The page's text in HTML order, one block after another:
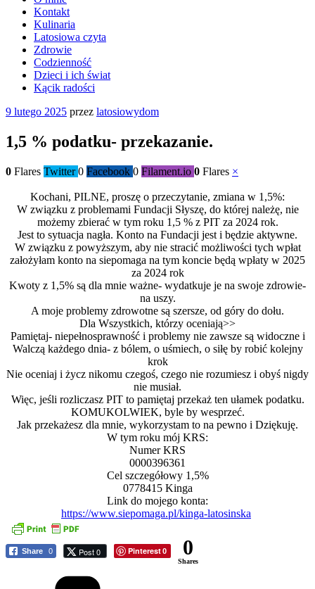
Kontakt
Kulinaria
Latosiowa czyta
Zdrowie
Codzienność
Dzieci i ich świat
Kącik radości
Opublikowane
9 lutego 2025 przez latosiowydom
1,5 % podatku- przekazanie.
0 Flares Twitter 0 Facebook 0 Filament.io 0 Flares ×
Kochani, PILNE, proszę o przeczytanie, zmiana w 1,5%:
W związku z problemami Fundacji Słyszę, do której należę, nie
możemy zbierać w tym roku 1,5 % z PIT za 2024 rok.
Jest to sytuacja nagła. Konto na Fundacji jest i będzie aktywne.
W związku z powyższym, aby nie stracić możliwości tych wpłat
założyłam konto na siepomaga na tym koncie będą wpłaty w 2025
za 2024 rok
Kwoty z 1,5% są dla mnie ważne- wydatkuje je na swoje zdrowie-
na uszy.
A moje problemy zdrowotne są szersze, od góry do dołu.
Dla Wszystkich, którzy oceniają>>
Pamiętaj- niepełnosprawność i problemy nie zawsze są widoczne i
Walczą każdego dnia- z bólem, o uśmiech, o siłę by robić kolejny
krok
Nie oceniaj i życz nikomu czegoś, czego nie rozumiesz i obyś nigdy
nie musiał.
Więc, jeśli rozliczasz PIT to pamiętaj przekaż ten ułamek podatku.
KOMUKOLWIEK, byle by wesprzeć.
Jak przekażesz dla mnie, wykorzystam to na pewno i Dziękuję.
W tym roku mój KRS:
Numer KRS
0000396361
Cel szczegółowy 1,5%
0778415 Kinga
Link do mojego konta:
https://www.siepomaga.pl/kinga-latosinska
Share 0 Post 0 Pinterest0 0
Shares